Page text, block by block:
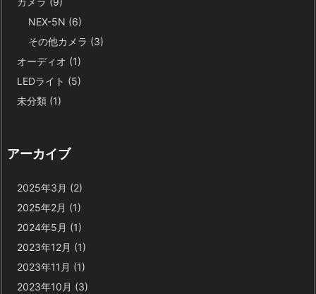
NEX-5N (6)
その他カメラ (3)
オーディオ (1)
LEDライト (5)
未分類 (1)
アーカイブ
2025年3月 (2)
2025年2月 (1)
2024年5月 (1)
2023年12月 (1)
2023年11月 (1)
2023年10月 (3)